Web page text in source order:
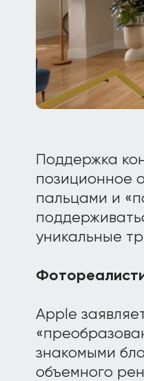
Поддержка
позиционное
пальцами и
уникальные
Apple
знакомыми
объемного